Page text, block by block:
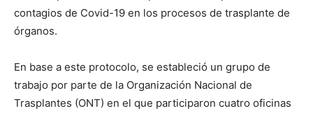
contagios de Covid-19 en los procesos de trasplante de
órganos.
En base a este protocolo, se estableció un grupo de
trabajo por parte de la Organización Nacional de
Trasplantes (ONT) en el que participaron cuatro oficinas